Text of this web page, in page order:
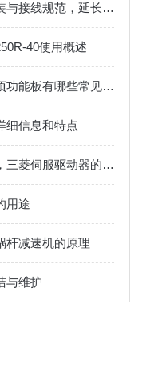
三菱变频器安装与接线规范，延长设备寿命要点
40使用概述
三菱触摸屏选项功能板有哪些常见问题？
细信息和特点
适配多种工况，三菱伺服驱动器的实用选择
用途
杆减速机的原理
与维护